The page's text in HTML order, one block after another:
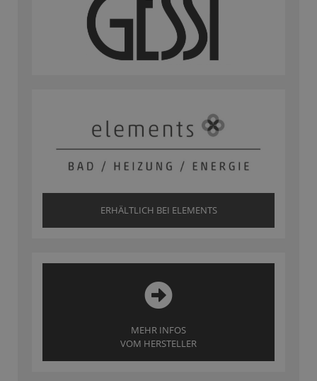
ERHÄLTLICH BEI ELEMENTS
MEHR INFOS
VOM HERSTELLER